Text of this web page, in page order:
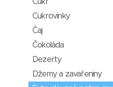
Cukrovinky
Čaj
Čokoláda
Dezerty
Džemy a zavařeniny